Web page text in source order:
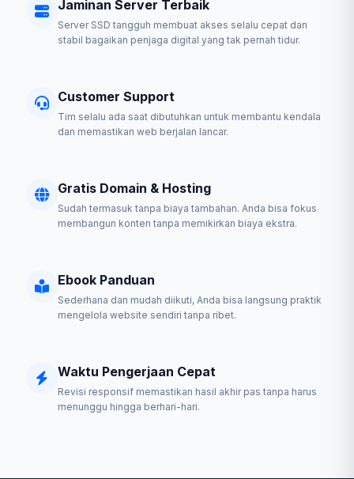
Jaminan Server Terbaik
Server SSD tangguh membuat akses selalu cepat dan
stabil bagaikan penjaga digital yang tak pernah tidur.
Customer Support
Tim selalu ada saat dibutuhkan untuk membantu kendala
dan memastikan web berjalan lancar.
Gratis Domain & Hosting
Sudah termasuk tanpa biaya tambahan. Anda bisa fokus
membangun konten tanpa memikirkan biaya ekstra.
Ebook Panduan
Sederhana dan mudah diikuti, Anda bisa langsung praktik
mengelola website sendiri tanpa ribet.
Waktu Pengerjaan Cepat
Revisi responsif memastikan hasil akhir pas tanpa harus
menunggu hingga berhari-hari.